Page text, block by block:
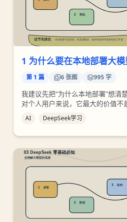
1 为什么要在本地部署大
第 1 篇 6张图 995 字
我建议先把“为什么本地部署”想清
对个人用户来说，它最大的价值不
资料不用上传、网络差的时候还能
日志。只要你准备拿它处理真实文
AI DeepSeek学习